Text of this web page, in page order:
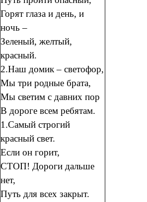
Горят глаза и день, и
ночь –
Зеленый, желтый,
красный.
2.Наш домик – светофор,
Мы три родные брата,
Мы светим с давних пор
В дороге всем ребятам.
1.Самый строгий
красный свет.
Если он горит,
СТОП! Дороги дальше
нет,
Путь для всех закрыт.